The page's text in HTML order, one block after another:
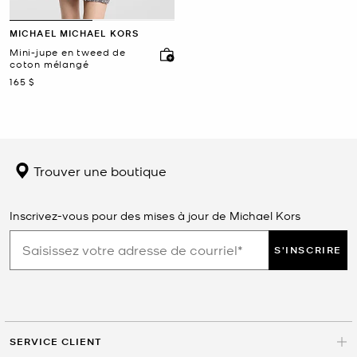
MICHAEL MICHAEL KORS
Mini-jupe en tweed de
coton mélangé
maintenant
165 $
Trouver une boutique
Inscrivez-vous pour des mises à jour de Michael Kors
S'INSCRIRE
SERVICE CLIENT